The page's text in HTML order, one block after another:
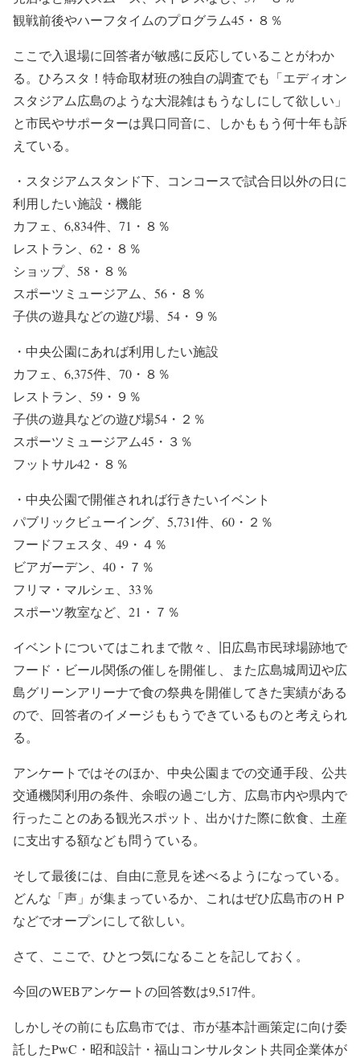
観戦前後やハーフタイムのプログラム45・８％
ここで入退場に回答者が敏感に反応していることがわか
る。ひろスタ！特命取材班の独自の調査でも「エディオン
スタジアム広島のような大混雑はもうなしにして欲しい」
と市民やサポーターは異口同音に、しかももう何十年も訴
えている。
・スタジアムスタンド下、コンコースで試合日以外の日に
利用したい施設・機能
カフェ、6,834件、71・８％
レストラン、62・８％
ショップ、58・８％
スポーツミュージアム、56・８％
子供の遊具などの遊び場、54・９％
・中央公園にあれば利用したい施設
カフェ、6,375件、70・８％
レストラン、59・９％
子供の遊具などの遊び場54・２％
スポーツミュージアム45・３％
フットサル42・８％
・中央公園で開催されれば行きたいイベント
パブリックビューイング、5,731件、60・２％
フードフェスタ、49・４％
ビアガーデン、40・７％
フリマ・マルシェ、33％
スポーツ教室など、21・７％
イベントについてはこれまで散々、旧広島市民球場跡地で
フード・ビール関係の催しを開催し、また広島城周辺や広
島グリーンアリーナで食の祭典を開催してきた実績がある
ので、回答者のイメージももうできているものと考えられ
る。
アンケートではそのほか、中央公園までの交通手段、公共
交通機関利用の条件、余暇の過ごし方、広島市内や県内で
行ったことのある観光スポット、出かけた際に飲食、土産
に支出する額なども問うている。
そして最後には、自由に意見を述べるようになっている。
どんな「声」が集まっているか、これはぜひ広島市のＨＰ
などでオープンにして欲しい。
さて、ここで、ひとつ気になることを記しておく。
今回のWEBアンケートの回答数は9,517件。
しかしその前にも広島市では、市が基本計画策定に向け委
託したPwC・昭和設計・福山コンサルタント共同企業体が